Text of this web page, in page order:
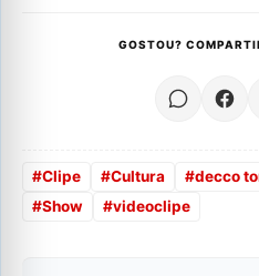
GOSTOU?
#Clipe #Cultura #decco
#Show #videoclipe